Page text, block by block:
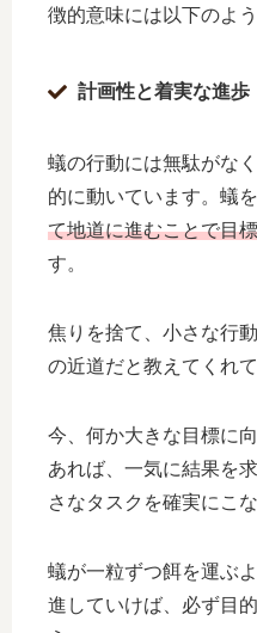
徴的意味には以下のよ
計画性と着実な進歩
蟻の行動には無駄がな
的に動いています。蟻
て地道に進むことで目
す。
焦りを捨て、小さな行
の近道だと教えてくれて
今、何か大きな目標に
あれば、一気に結果を
さなタスクを確実にこ
蟻が一粒ずつ餌を運ぶ
進していけば、必ず目